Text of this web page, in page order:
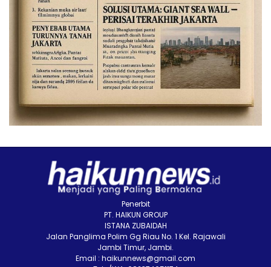
Penerbit
PT. HAIKUN GROUP
ISTANA ZUBAIDAH
Jalan Panglima Polim Gg Riau No. 1 Kel. Rajawali
Jambi Timur, Jambi.
Email : haikunnews@gmail.com